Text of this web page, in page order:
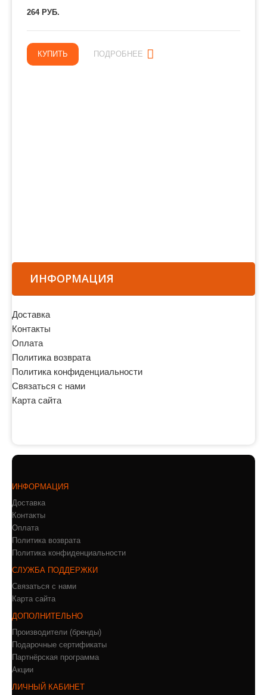
264 РУБ.
КУПИТЬ ПОДРОБНЕЕ
ИНФОРМАЦИЯ
Доставка
Контакты
Оплата
Политика возврата
Политика конфиденциальности
Связаться с нами
Карта сайта
ИНФОРМАЦИЯ
Доставка
Контакты
Оплата
Политика возврата
Политика конфиденциальности
СЛУЖБА ПОДДЕРЖКИ
Связаться с нами
Карта сайта
ДОПОЛНИТЕЛЬНО
Производители (бренды)
Подарочные сертификаты
Партнёрская программа
Акции
ЛИЧНЫЙ КАБИНЕТ